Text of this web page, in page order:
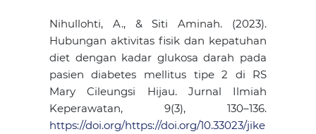
Nihullohti, A., & Siti Aminah. (2023).
Hubungan aktivitas fisik dan kepatuhan
diet dengan kadar glukosa darah pada
pasien diabetes mellitus tipe 2 di RS
Mary Cileungsi Hijau. Jurnal Ilmiah
Keperawatan, 9(3), 130–136.
https://doi.org/https://doi.org/10.33023/jike